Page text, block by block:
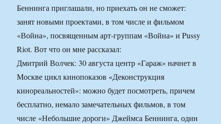
Беннинга приглашали, но приехать он не сможет:
занят новыми проектами, в том числе и фильмом
«Война», посвященным арт-группам «Война» и Pussy
Riot. Вот что он мне рассказал:
Дмитрий Волчек: 30 августа центр «Гараж» начнет в
Москве цикл кинопоказов «Деконструкция
кинореальностей»: можно будет посмотреть, причем
бесплатно, немало замечательных фильмов, в том
числе «Небольшие дороги» Джеймса Беннинга, один